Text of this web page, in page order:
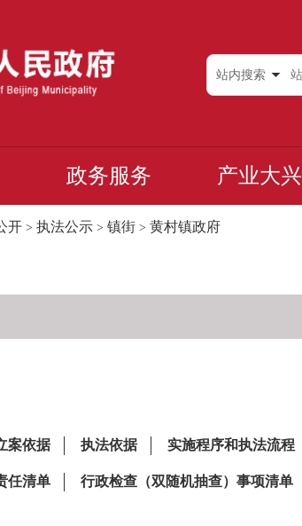
站内搜索
政务服务 产业大兴
开 > 执法公示 > 镇街 > 黄村镇政府